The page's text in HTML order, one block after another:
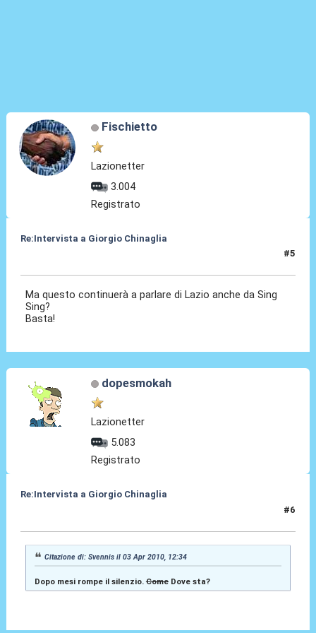
Fischietto
Lazionetter
3.004
Registrato
Re:Intervista a Giorgio Chinaglia
#5
Ma questo continuerà a parlare di Lazio anche da Sing
Sing?
Basta!
dopesmokah
Lazionetter
5.083
Registrato
Re:Intervista a Giorgio Chinaglia
#6
Citazione di: Svennis il 03 Apr 2010, 12:34
Dopo mesi rompe il silenzio. ComeDove sta?